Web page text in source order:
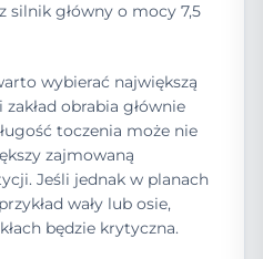
silnik główny o mocy 7,5
wybierać największą
zakład obrabia głównie
toczenia może nie
zajmowaną
Jeśli jednak w planach
wały lub osie,
będzie krytyczna.